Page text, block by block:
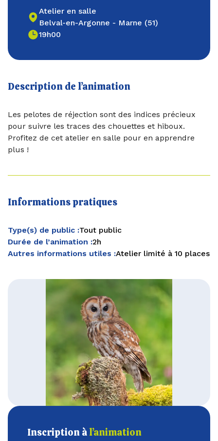
Atelier en salle
Belval-en-Argonne - Marne (51)
19h00
Description de l’animation
Les pelotes de réjection sont des indices précieux
pour suivre les traces des chouettes et hiboux.
Profitez de cet atelier en salle pour en apprendre
plus !
Informations pratiques
Type(s) de public :Tout public
Durée de l’animation :2h
Autres informations utiles :Atelier limité à 10 places
Inscription àl’animation